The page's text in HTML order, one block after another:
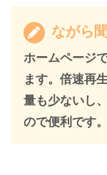
ながら
ホームページ
ます。倍速再
量も少ないし
ので便利です。